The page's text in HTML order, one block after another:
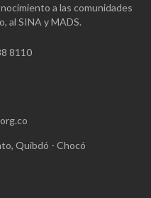
a las comunidades
al SINA y MADS.
8110
Quibdó - Chocó